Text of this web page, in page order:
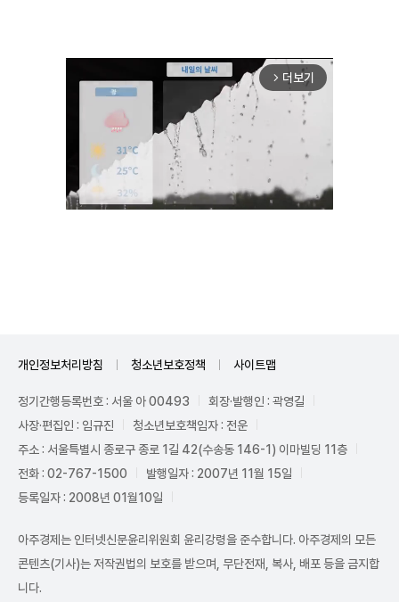
arrow_forward_ios 더보기
개인정보처리방침 청소년보호정책 사이트맵
정기간행등록번호 : 서울 아 00493
회장·발행인 : 곽영길
사장·편집인 : 임규진
청소년보호책임자 : 전운
주소 : 서울특별시 종로구 종로 1길 42(수송동 146-1) 이마빌딩 11층
전화 : 02-767-1500
발행일자 : 2007년 11월 15일
등록일자 : 2008년 01월10일
아주경제는 인터넷신문윤리위원회 윤리강령을 준수합니다. 아주경제의 모든
콘텐츠(기사)는 저작권법의 보호를 받으며, 무단전재, 복사, 배포 등을 금지합
니다.